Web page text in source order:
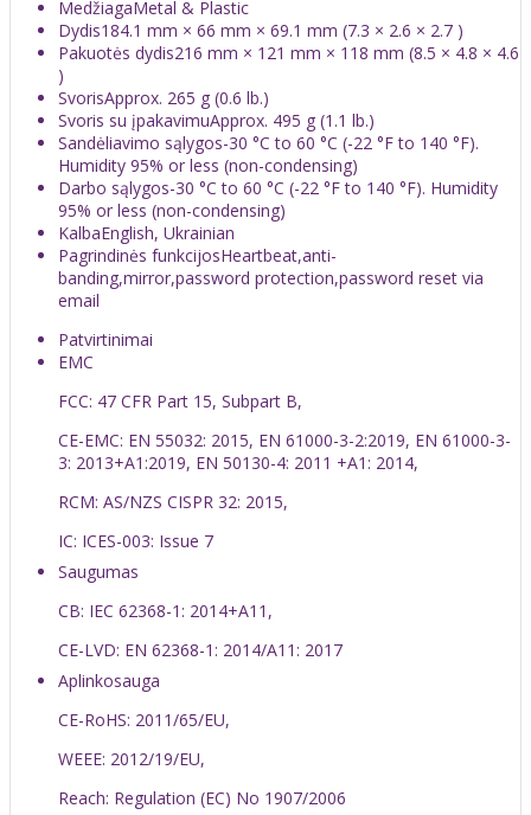
MedžiagaMetal & Plastic
Dydis184.1 mm × 66 mm × 69.1 mm (7.3 × 2.6 × 2.7 )
Pakuotės dydis216 mm × 121 mm × 118 mm (8.5 × 4.8 × 4.6
)
SvorisApprox. 265 g (0.6 lb.)
Svoris su įpakavimuApprox. 495 g (1.1 lb.)
Sandėliavimo sąlygos-30 °C to 60 °C (-22 °F to 140 °F).
Humidity 95% or less (non-condensing)
Darbo sąlygos-30 °C to 60 °C (-22 °F to 140 °F). Humidity
95% or less (non-condensing)
KalbaEnglish, Ukrainian
Pagrindinės funkcijosHeartbeat,anti-
banding,mirror,password protection,password reset via
email
Patvirtinimai
EMC
FCC: 47 CFR Part 15, Subpart B,
CE-EMC: EN 55032: 2015, EN 61000-3-2:2019, EN 61000-3-
3: 2013+A1:2019, EN 50130-4: 2011 +A1: 2014,
RCM: AS/NZS CISPR 32: 2015,
IC: ICES-003: Issue 7
Saugumas
CB: IEC 62368-1: 2014+A11,
CE-LVD: EN 62368-1: 2014/A11: 2017
Aplinkosauga
CE-RoHS: 2011/65/EU,
WEEE: 2012/19/EU,
Reach: Regulation (EC) No 1907/2006